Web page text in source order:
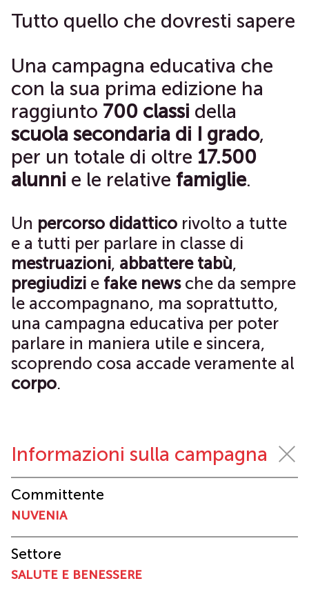
Tutto quello che dovresti sapere
Una campagna educativa che
con la sua prima edizione ha
raggiunto 700 classi della
scuola secondaria di I grado,
per un totale di oltre 17.500
alunni e le relative famiglie.
Un percorso didattico rivolto a tutte
e a tutti per parlare in classe di
mestruazioni, abbattere tabù,
pregiudizi e fake newsche da sempre
le accompagnano, ma soprattutto,
una campagna educativa per poter
parlare in maniera utile e sincera,
scoprendo cosa accade veramente al
corpo.
Informazioni sulla campagna
Committente
NUVENIA
Settore
SALUTE E BENESSERE